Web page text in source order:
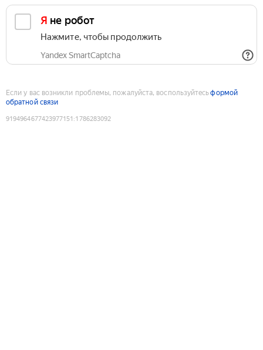
Я не робот
Нажмите, чтобы продолжить
Yandex SmartCaptcha
Если у вас возникли проблемы, пожалуйста, воспользуйтесьформой
обратной связи
9194964677423977151 :1786283092